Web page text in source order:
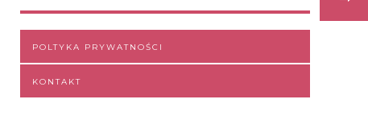
POLTYKA PRYWATNOŚCI
KONTAKT